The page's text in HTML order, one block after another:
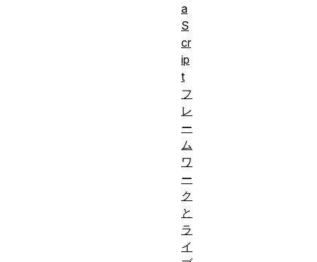
a
S
cr
ip
t
フ
レ
ー
ム
ワ
ー
ク
と
ラ
イ